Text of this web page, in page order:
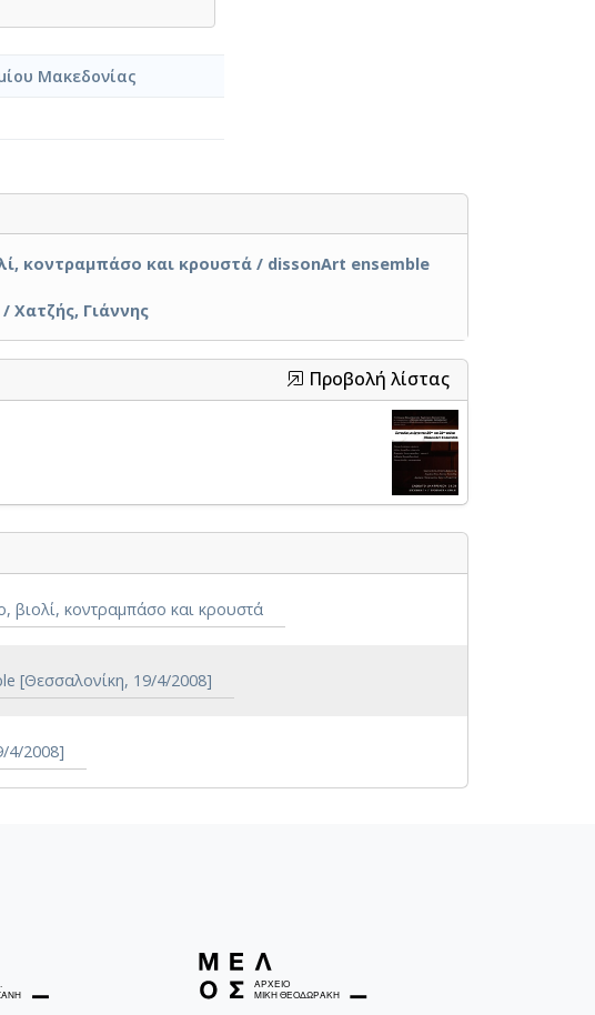
Μακεδονίας
κοντραμπάσο και κρουστά / dissonArt ensemble
Χατζής, Γιάννης
Προβολή λίστας
βιολί, κοντραμπάσο και κρουστά
[Θεσσαλονίκη, 19/4/2008]
4/2008]